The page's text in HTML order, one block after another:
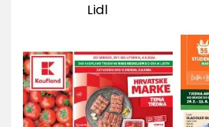
Lidl